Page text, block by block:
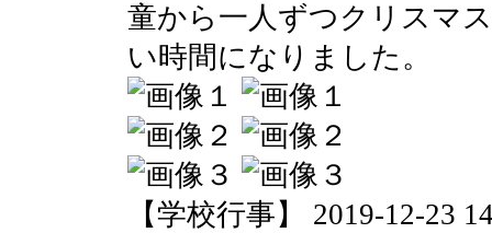
童から一人ずつクリスマ
い時間になりました。
【学校行事】 2019-12-23